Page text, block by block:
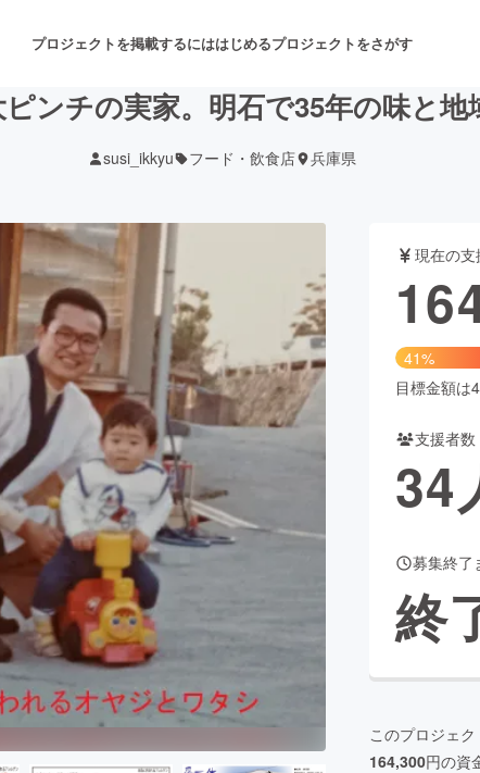
プロジェクトを掲載するにははじめるプロジェクトをさがす
音楽 舞台・パフォーマンス
ゲーム・サービス開発 フード・飲食店
書籍・雑誌出版 アニメ・漫画
チャレンジ ビューティー・ヘルスケア
CAMPFIRE for Social Good
CAMPFIREふるさと納税
ンチの実家。明石で35年の味と
susi_ikkyu フード・飲食店 兵庫県
現在の
41%
目標金額は
支援者数
34
募集終了
終
このプロジェク
164,300円の資